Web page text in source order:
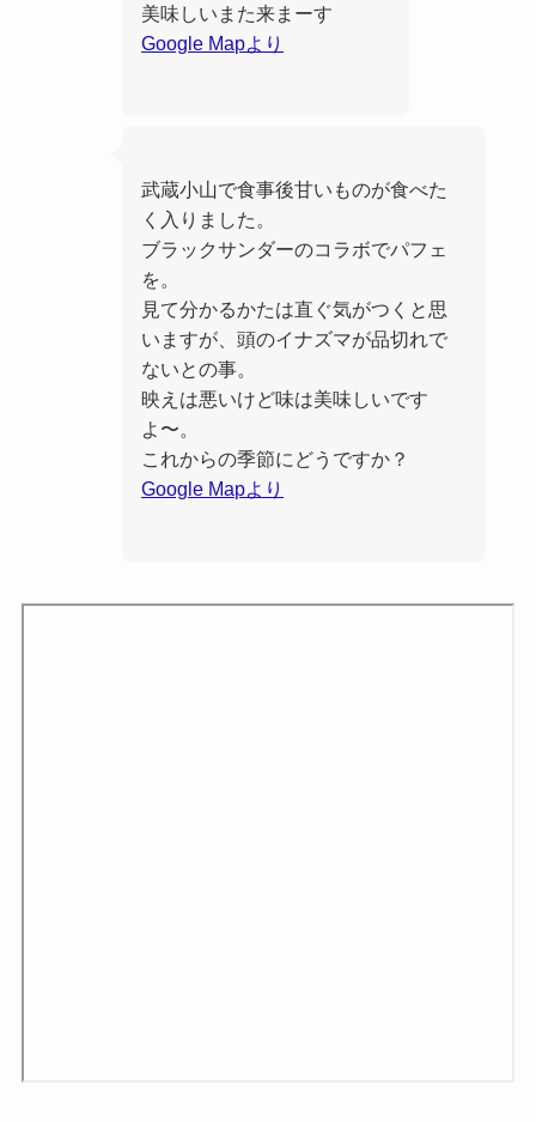
美味しいまた来まーす
Google Mapより
武蔵小山で食事後甘いものが食べた
く入りました。
ブラックサンダーのコラボでパフェ
を。
見て分かるかたは直ぐ気がつくと思
いますが、頭のイナズマが品切れで
ないとの事。
映えは悪いけど味は美味しいです
よ〜。
これからの季節にどうですか？
Google Mapより